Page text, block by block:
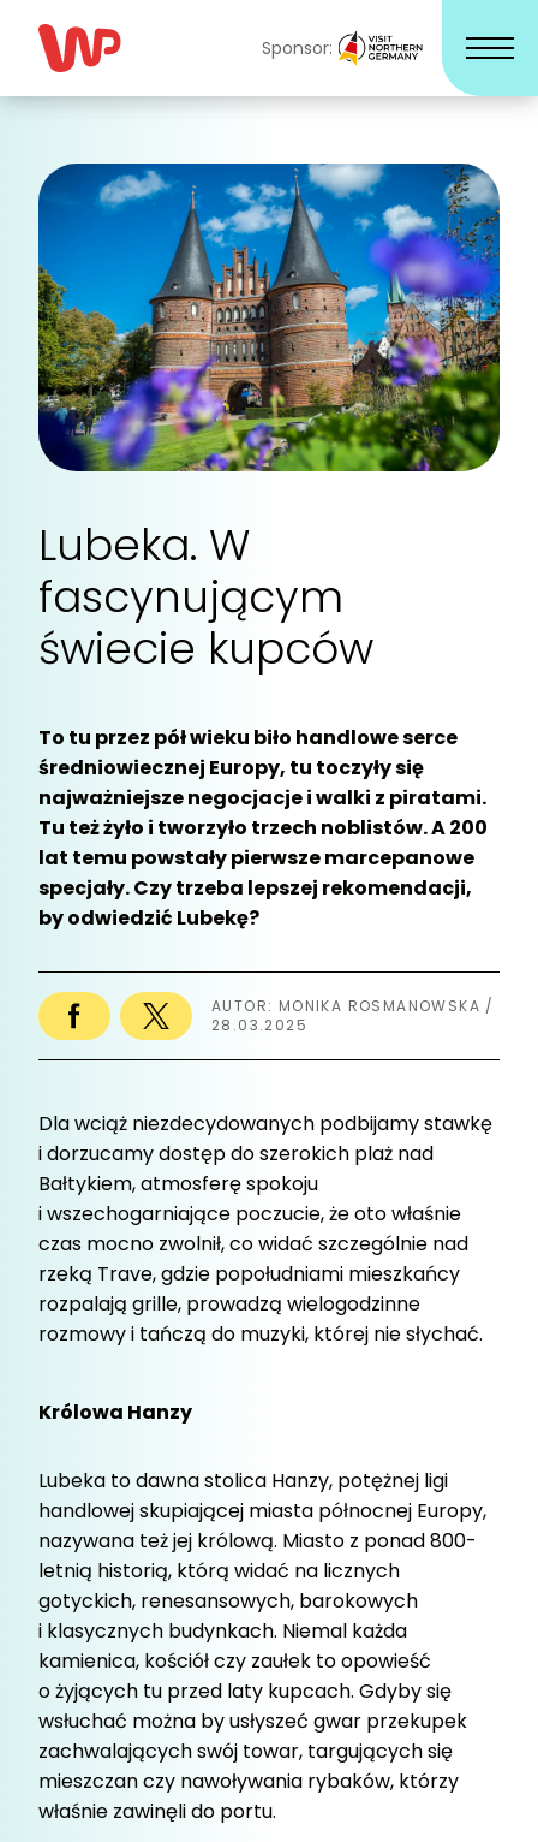
Sponsor:
Lubeka. W
fascynującym
świecie kupców
To tu przez pół wieku biło handlowe serce
średniowiecznej Europy, tu toczyły się
najważniejsze negocjacje i walki z piratami.
Tu też żyło i tworzyło trzech noblistów. A 200
lat temu powstały pierwsze marcepanowe
specjały. Czy trzeba lepszej rekomendacji,
by odwiedzić Lubekę?
AUTOR: MONIKA ROSMANOWSKA /
28.03.2025
Dla wciąż niezdecydowanych podbijamy stawkę
i dorzucamy dostęp do szerokich plaż nad
Bałtykiem, atmosferę spokoju
i wszechogarniające poczucie, że oto właśnie
czas mocno zwolnił, co widać szczególnie nad
rzeką Trave, gdzie popołudniami mieszkańcy
rozpalają grille, prowadzą wielogodzinne
rozmowy i tańczą do muzyki, której nie słychać.
Królowa Hanzy
Lubeka to dawna stolica Hanzy, potężnej ligi
handlowej skupiającej miasta północnej Europy,
nazywana też jej królową. Miasto z ponad 800-
letnią historią, którą widać na licznych
gotyckich, renesansowych, barokowych
i klasycznych budynkach. Niemal każda
kamienica, kościół czy zaułek to opowieść
o żyjących tu przed laty kupcach. Gdyby się
wsłuchać można by usłyszeć gwar przekupek
zachwalających swój towar, targujących się
mieszczan czy nawoływania rybaków, którzy
właśnie zawinęli do portu.